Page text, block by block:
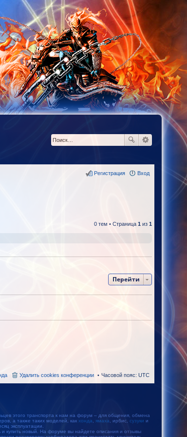
Вход
Регистрация
0 тем • Страница 1 из 1
Перейти
Часовой пояс: UTC
Удалить cookies конференции
этого транспорта к нам на форум – для общения, обмена
а также таких моделей, как хонда ямаха , ирбис, сузуки и
эксплуатации.
купить новый. На форуме вы найдете описания и отзывы